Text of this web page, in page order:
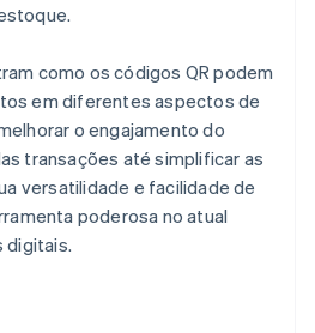
como os códigos QR podem
em diferentes aspectos de
o engajamento do
transações até simplificar as
versatilidade e facilidade de
poderosa no atual
digitais.